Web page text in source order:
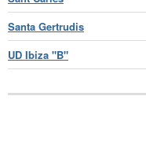
Santa Gertrudis
UD Ibiza "B"